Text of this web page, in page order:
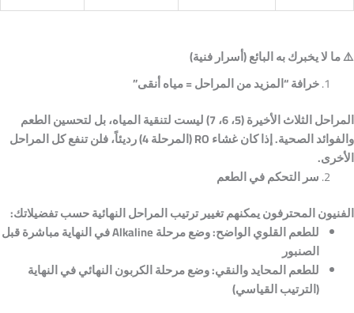
⚠️ما لا يخبرك به البائع (أسرار فنية)
خرافة “المزيد من المراحل = مياه أنقى”
المراحل الثلاث الأخيرة (5، 6، 7) ليست لتنقية المياه، بل لتحسين الطعم
والفوائد الصحية. إذا كان غشاء RO
(المرحلة 4) رديئاً، فلن تنفع كل المراحل
الأخرى.
سر التحكم في الطعم
الفنيون المحترفون يمكنهم تغيير ترتيب المراحل النهائية حسب تفضيلاتك:
للطعم القلوي الواضح:وضع مرحلة Alkaline
في النهاية مباشرة قبل
الصنبور
للطعم المحايد والنقي:وضع مرحلة الكربون النهائي في النهاية
(الترتيب القياسي)